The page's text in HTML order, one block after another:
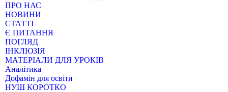
ПРО НАС
НОВИНИ
СТАТТІ
Є ПИТАННЯ
ПОГЛЯД
ІНКЛЮЗІЯ
МАТЕРІАЛИ ДЛЯ УРОКІВ
Аналітика
Дофамін для освіти
НУШ КОРОТКО